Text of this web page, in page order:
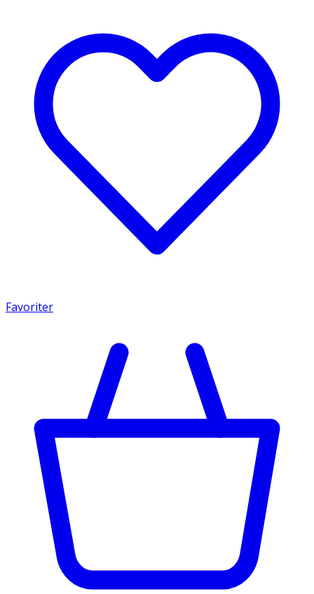
Favoriter